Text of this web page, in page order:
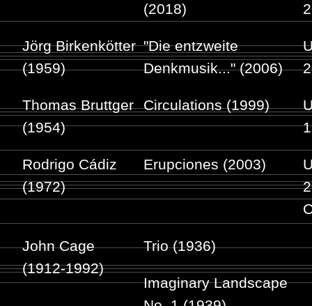
(2018)
Jörg Birkenkötter
(1959)
"Die entzweite
Denkmusik..." (2006)
Thomas Bruttger
(1954)
Circulations (1999)
Rodrigo Cádiz
(1972)
Erupciones (2003)
John Cage
(1912-1992)
Trio (1936)
Imaginary Landscape